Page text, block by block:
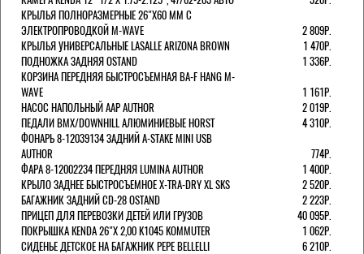
КРЫЛЬЯ ПОЛНОРАЗМЕРНЫЕ 26"Х60 ММ С
ЭЛЕКТРОПРОВОДКОЙ M-WAVE
2 809Р.
КРЫЛЬЯ УНИВЕРСАЛЬНЫЕ LASALLE ARIZONA BROWN
1 470Р.
ПОДНОЖКА ЗАДНЯЯ OSTAND
1 336Р.
КОРЗИНА ПЕРЕДНЯЯ БЫСТРОСЪЕМНАЯ BA-F HANG M-
WAVE
1 161Р.
НАСОС НАПОЛЬНЫЙ AAP AUTHOR
2 019Р.
ПЕДАЛИ BMX/DOWNHILL АЛЮМИНИЕВЫЕ HORST
4 310Р.
ФОНАРЬ 8-12039134 ЗАДНИЙ A-STAKE MINI USB
AUTHOR
774Р.
ФАРА 8-12002234 ПЕРЕДНЯЯ LUMINA AUTHOR
1 400Р.
КРЫЛО ЗАДНЕЕ БЫСТРОСЪЕМНОЕ X-TRA-DRY XL SKS
2 520Р.
БАГАЖНИК ЗАДНИЙ CD-28 OSTAND
2 223Р.
ПРИЦЕП ДЛЯ ПЕРЕВОЗКИ ДЕТЕЙ ИЛИ ГРУЗОВ
40 095Р.
ПОКРЫШКА KENDA 26"Х 2,00 K1045 KOMMUTER
1 062Р.
СИДЕНЬЕ ДЕТСКОЕ НА БАГАЖНИК PEPE BELLELLI
6 210Р.